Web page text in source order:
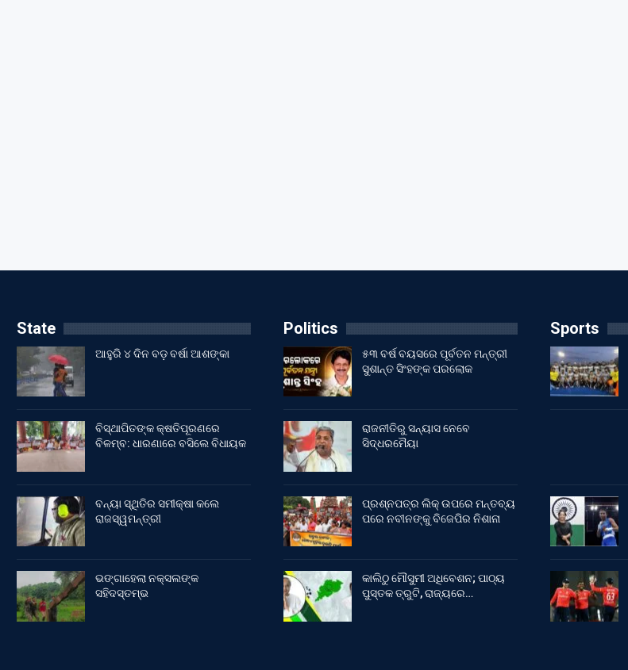
State
ଆହୁରି ୪ ଦିନ ବଡ଼ ବର୍ଷା ଆଶଙ୍କା
ବିସ୍ଥାପିତଙ୍କ କ୍ଷତିପୂରଣରେ
ବିଳମ୍ବ: ଧାରଣାରେ ବସିଲେ ବିଧାୟକ
ବନ୍ୟା ସ୍ଥିତିର ସମୀକ୍ଷା କଲେ
ରାଜସ୍ୱମନ୍ତ୍ରୀ
ଭଙ୍ଗାହେଲା ନକ୍ସଲଙ୍କ
ସହିଦସ୍ତମ୍ଭ
Politics
୫୩ ବର୍ଷ ବୟସରେ ପୂର୍ବତନ ମନ୍ତ୍ରୀ
ସୁଶାନ୍ତ ସିଂହଙ୍କ ପରଲୋକ
ରାଜନୀତିରୁ ସନ୍ୟାସ ନେବେ
ସିଦ୍ଧରମୈୟା
ପ୍ରଶ୍ନପତ୍ର ଲିକ୍ ଉପରେ ମନ୍ତବ୍ୟ
ପରେ ନବୀନଙ୍କୁ ବିଜେପିର ନିଶାନା
କାଲିଠୁ ମୌସୁମୀ ଅଧିବେଶନ; ପାଠ୍ୟ
ପୁସ୍ତକ ତ୍ରୁଟି, ରାଜ୍ୟରେ…
Sports